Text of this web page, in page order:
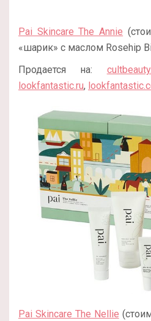
Pai Skincare The Annie
«шарик» с маслом Rosehip
Продается на:
lookfantastic.ru,
Pai Skincare The Nellie